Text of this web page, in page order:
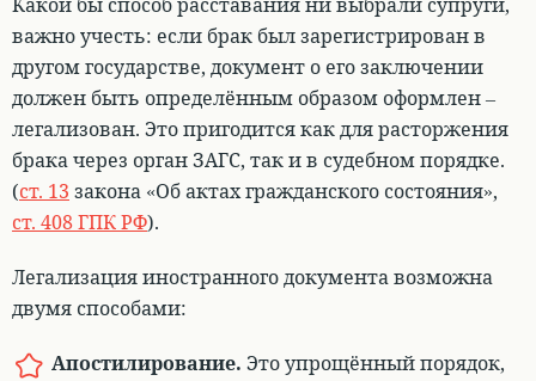
важно учесть: если брак был зарегистрирован в
другом государстве, документ о его заключении
должен быть определённым образом оформлен –
легализован. Это пригодится как для расторжения
брака через орган ЗАГС, так и в судебном порядке.
(ст. 13 закона «Об актах гражданского состояния»,
ст. 408 ГПК РФ).
Легализация иностранного документа возможна
двумя способами:
Апостилирование. Это упрощённый порядок,